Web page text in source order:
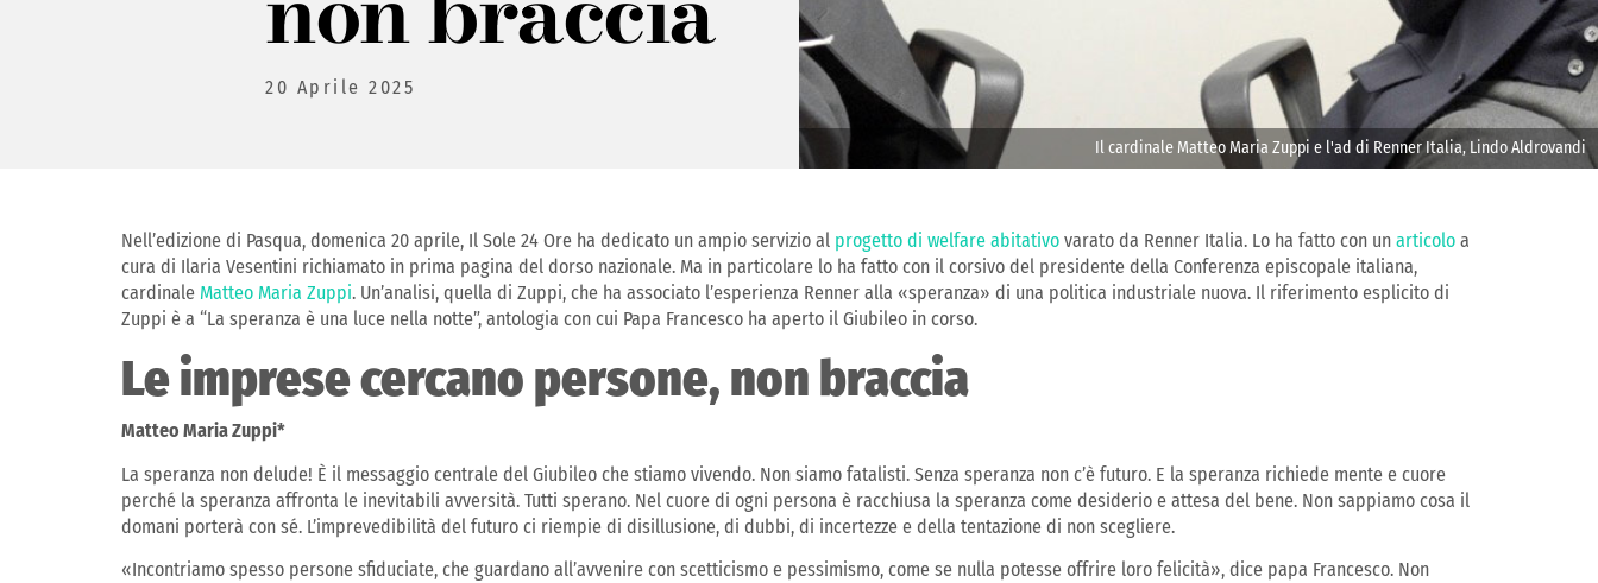
20 Aprile 2025
Il cardinale Matteo Maria Zuppi e l'ad di Renner Italia, Lindo Aldrovandi
Nell’edizione di Pasqua, domenica 20 aprile, Il Sole 24 Ore ha dedicato un ampio servizio al progetto di welfare abitativo varato da Renner Italia. Lo ha fatto con un articolo a
cura di Ilaria Vesentini richiamato in prima pagina del dorso nazionale. Ma in particolare lo ha fatto con il corsivo del presidente della Conferenza episcopale italiana,
cardinale Matteo Maria Zuppi. Un’analisi, quella di Zuppi, che ha associato l’esperienza Renner alla «speranza» di una politica industriale nuova. Il riferimento esplicito di
Zuppi è a “La speranza è una luce nella notte”, antologia con cui Papa Francesco ha aperto il Giubileo in corso.
Le imprese cercano persone, non braccia​
Matteo Maria Zuppi*
La speranza non delude! È il messaggio centrale del Giubileo che stiamo vivendo. Non siamo fatalisti. Senza speranza non c’è futuro. E la speranza richiede mente e cuore
perché la speranza affronta le inevitabili avversità. Tutti sperano. Nel cuore di ogni persona è racchiusa la speranza come desiderio e attesa del bene. Non sappiamo cosa il
domani porterà con sé. L’imprevedibilità del futuro ci riempie di disillusione, di dubbi, di incertezze e della tentazione di non scegliere.
«Incontriamo spesso persone sfiduciate, che guardano all’avvenire con scetticismo e pessimismo, come se nulla potesse offrire loro felicità», dice papa Francesco. Non